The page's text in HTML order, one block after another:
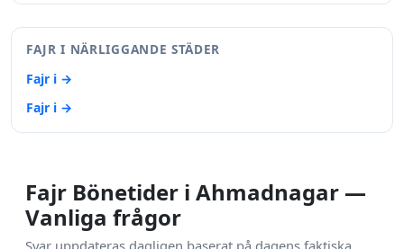
FAJR I NÄRLIGGANDE STÄDER
Fajr i →
Fajr i →
Fajr Bönetider i Ahmadnagar —
Vanliga frågor